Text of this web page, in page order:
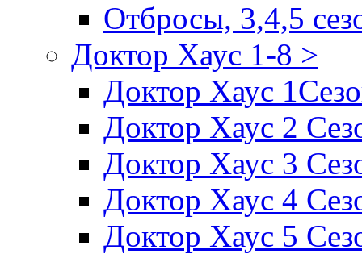
Отбросы, 3,4,5
Доктор Хаус 1-8 >
Доктор Хаус
Доктор Хаус 2
Доктор Хаус 3
Доктор Хаус 4
Доктор Хаус 5